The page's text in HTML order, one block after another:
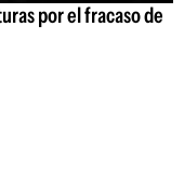
por el fracaso de